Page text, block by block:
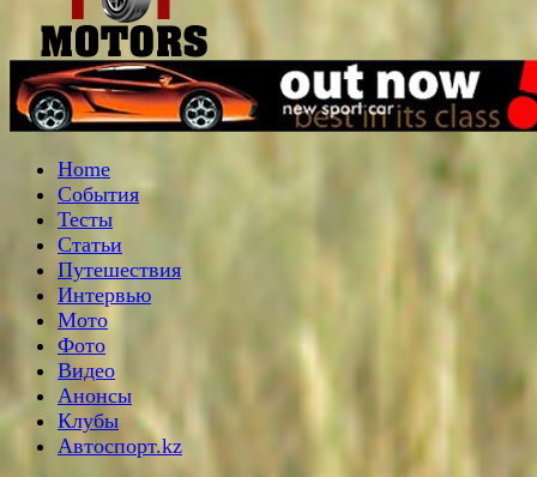
Home
События
Тесты
Статьи
Путешествия
Интервью
Мото
Фото
Видео
Анонсы
Клубы
Автоспорт.kz